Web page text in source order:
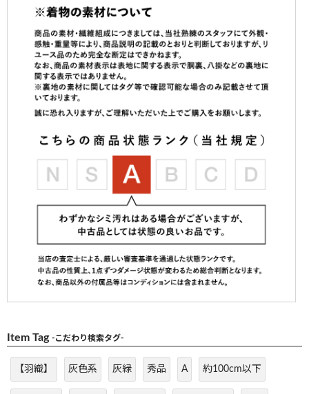
Item Tag -こだわり検索タグ-
【羽織】 灰色系 灰緑 秀品 A 約100cm以下